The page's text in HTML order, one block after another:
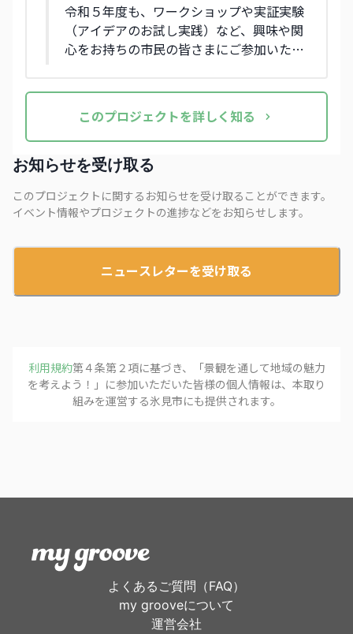
令和５年度も、ワークショップや実証実験
（アイデアのお試し実践）など、興味や関
心をお持ちの市民の皆さまにご参加いただ
このプロジェクトを詳しく知る
お知らせを受け取る
このプロジェクトに関するお知らせを受け取ることができます。
イベント情報やプロジェクトの進捗などをお知らせします。
ニュースレターを受け取る
利用規約第４条第２項に基づき、「景観を通して地域の魅力
を考えよう！ 」に参加いただいた皆様の個人情報は、本取り
組みを運営する氷見市にも提供されます。
よくあるご質問（FAQ）
my grooveについて
運営会社